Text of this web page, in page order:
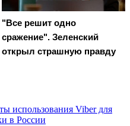
"Все решит одно
сражение". Зеленский
открыл страшную правду
использования Viber для
в России